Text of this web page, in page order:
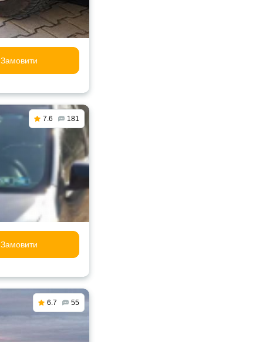
Замовити
7.6 181
Замовити
6.7 55